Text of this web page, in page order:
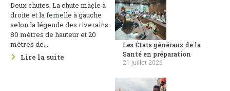
Deux chutes. La chute mà¢le à
droite et la femelle à gauche
selon la légende des riverains.
80 mètres de hauteur et 20
mètres de...
Lire la suite
Les États généraux de la
Santé en préparation
21 juillet 2026